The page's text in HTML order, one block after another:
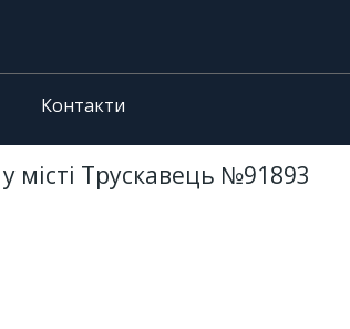
Контакти
місті Трускавець №91893